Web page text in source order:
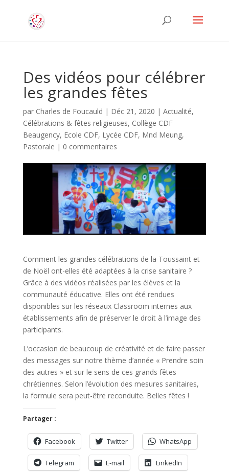
Des vidéos pour célébrer
les grandes fêtes
par Charles de Foucauld | Déc 21, 2020 | Actualité,
Célébrations & fêtes religieuses, Collège CDF
Beaugency, Ecole CDF, Lycée CDF, Mnd Meung,
Pastorale | 0 commentaires
Comment les grandes célébrations de la Toussaint et
de Noël ont-elles été adaptées à la crise sanitaire ?
Grâce à des vidéos réalisées par les élèves et la
communauté éducative. Elles ont été rendues
disponibles sur les réseaux Classroom internes aux
établissements afin de préserver le droit à l’image des
participants.
L’occasion de beaucoup de créativité et de faire passer
des messages sur notre thème d’année « Prendre soin
des autres » et sur le sens de ces grands fêtes
chrétiennes. Selon l’évolution des mesures sanitaires,
la formule sera peut-être reconduite. Belles fêtes !
Partager :
Facebook Twitter WhatsApp
Telegram E-mail LinkedIn